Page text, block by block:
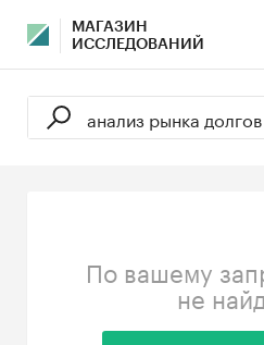
МАГАЗИН
ИССЛЕДОВАНИЙ
По вашему
не